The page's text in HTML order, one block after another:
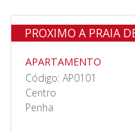
PROXIMO A PRAIA
APARTAMENTO
Código: AP0101
Centro
Penha